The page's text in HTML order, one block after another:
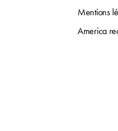
Mentions
America